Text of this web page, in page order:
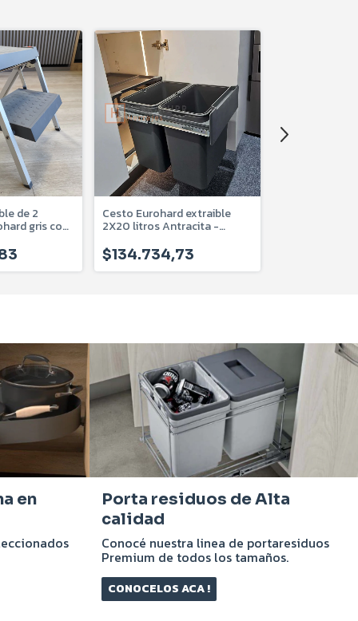
de 2
gris con
Cesto Eurohard extraible
2X20 litros Antracita -
$134.734,73
en
Porta residuos de Alta
calidad
Conocé nuestra linea de portaresiduos
Premium de todos los tamaños.
CONOCELOS ACA !